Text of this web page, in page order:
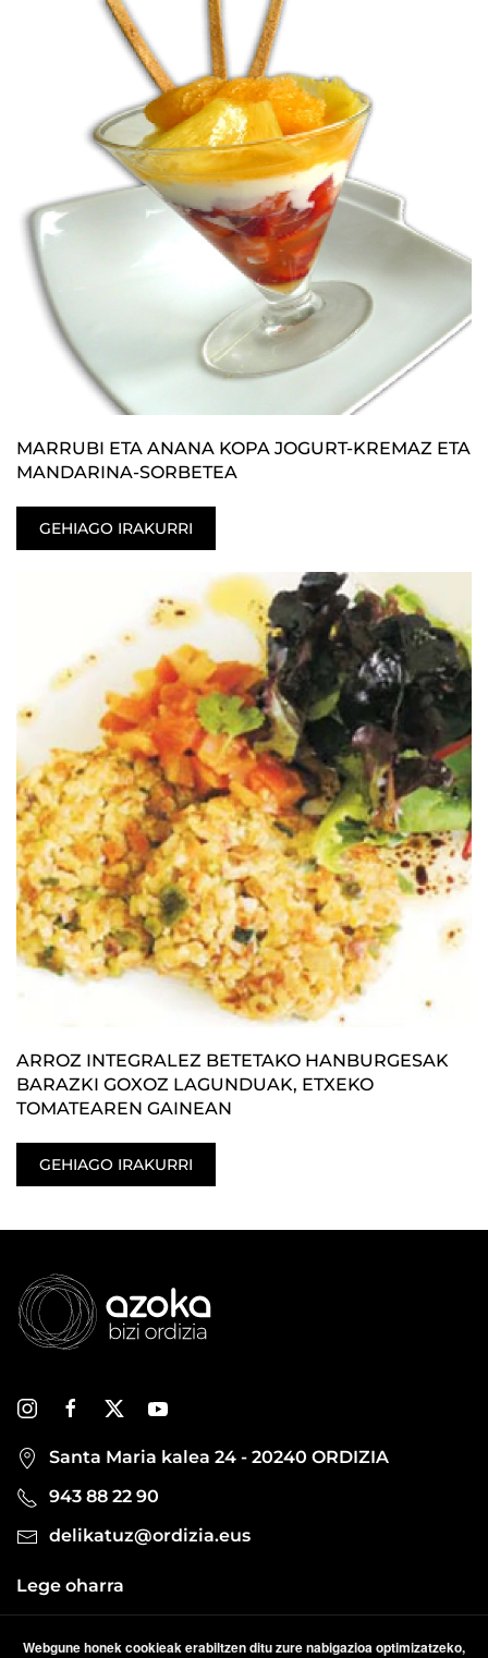
MARRUBI ETA ANANA KOPA JOGURT-KREMAZ ETA
MANDARINA-SORBETEA
GEHIAGO IRAKURRI
ARROZ INTEGRALEZ BETETAKO HANBURGESAK
BARAZKI GOXOZ LAGUNDUAK, ETXEKO
TOMATEAREN GAINEAN
GEHIAGO IRAKURRI
Santa Maria kalea 24 - 20240 ORDIZIA
943 88 22 90
delikatuz@ordizia.eus
Lege oharra
Webgune honek cookieak erabiltzen ditu zure nabigazioa optimizatzeko,